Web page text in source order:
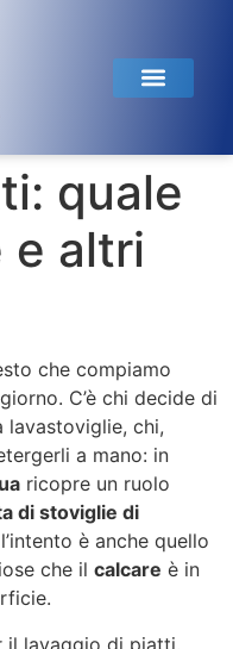
quale
e altri
che compiamo
C’è chi decide di
chi,
a mano: in
ricopre un ruolo
di stoviglie di
è anche quello
che il calcare è in
il lavaggio di piatti,